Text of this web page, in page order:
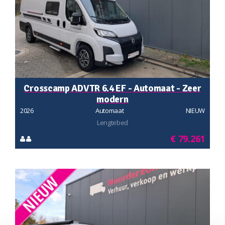
Crosscamp ADVTR 6.4 EF - Automaat - Zeer
modern
2026 Automaat
NIEUW
Lengtebed
€ 79.261